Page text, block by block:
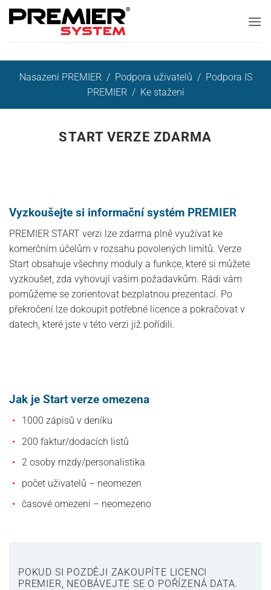
Přeskočit
na
Nasazení PREMIER/ Podpora uživatelů / Podpora IS
PREMIER/ Ke stažení
START VERZE ZDARMA
Vyzkoušejte si informační systém PREMIER
PREMIER START verzi lze zdarma plně využívat ke
komerčním účelům v rozsahu povolených limitů. Verze
Start obsahuje všechny moduly a funkce, které si můžete
vyzkoušet, zda vyhovují vašim požadavkům. Rádi vám
pomůžeme se zorientovat bezplatnou prezentací. Po
překročení lze dokoupit potřebné licence a pokračovat v
datech, které jste v této verzi již pořídili.
Jak je Start verze omezena
1000 zápisů v deníku
200 faktur/dodacích listů
2 osoby mzdy/personalistika
počet uživatelů – neomezen
časové omezení – neomezeno
POKUD SI POZDĚJI ZAKOUPÍTE LICENCI
PREMIER, NEOBÁVEJTE SE O POŘÍZENÁ DATA.